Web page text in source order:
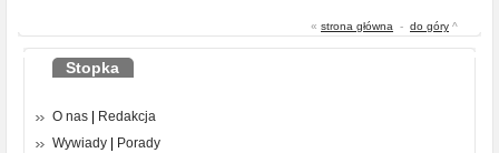
« strona główna - do góry ^
Stopka
O nas
Redakcja
Wywiady
Porady